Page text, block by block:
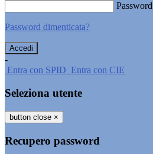
Password
Password dimenticata?
-
Entra con SPID Entra con CIE
Seleziona utente
button close ×
Recupero password